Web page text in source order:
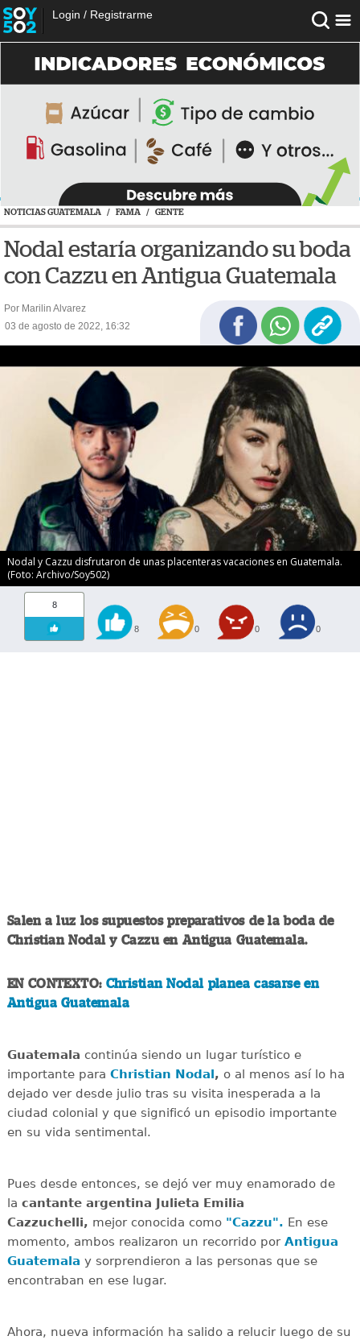
Login / Registrarme
NOTICIAS GUATEMALA / FAMA / GENTE
Nodal estaría organizando su boda
con Cazzu en Antigua Guatemala
Por Marilin Alvarez
03 de agosto de 2022, 16:32
Nodal y Cazzu disfrutaron de unas placenteras vacaciones en Guatemala.
(Foto: Archivo/Soy502)
8
8 0 0 0
Salen a luz los supuestos preparativos de la boda de
Christian Nodal y Cazzu en Antigua Guatemala.
EN CONTEXTO: Christian Nodal planea casarse en
Antigua Guatemala
Guatemala continúa siendo un lugar turístico e
importante para Christian Nodal, o al menos así lo ha
dejado ver desde julio tras su visita inesperada a la
ciudad colonial y que significó un episodio importante
en su vida sentimental.
Pues desde entonces, se dejó ver muy enamorado de
la cantante argentina Julieta Emilia
Cazzuchelli, mejor conocida como "Cazzu". En ese
momento, ambos realizaron un recorrido por Antigua
Guatemala y sorprendieron a las personas que se
encontraban en ese lugar.
Ahora, nueva información ha salido a relucir luego de su